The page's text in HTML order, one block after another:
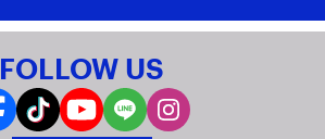
FOLLOW US